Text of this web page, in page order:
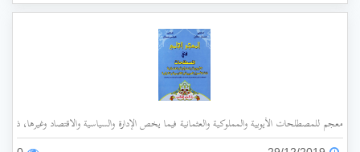
معجم للمصطلحات الأيوبية والمملوكية والعثمانية فيما يخص الإدارة والسياسية والاقتصاد وغيرها، ذات